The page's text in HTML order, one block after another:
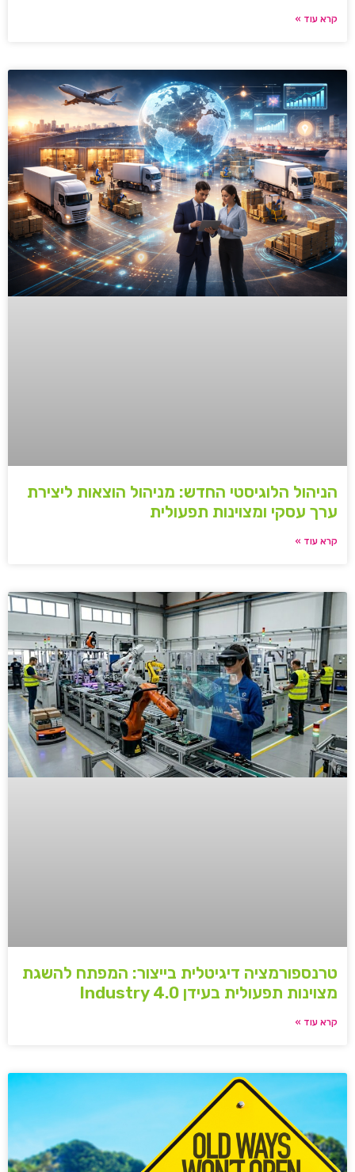
קרא עוד »
הניהול הלוגיסטי החדש: מניהול הוצאות ליצירת
ערך עסקי ומצוינות תפעולית
קרא עוד »
טרנספורמציה דיגיטלית בייצור: המפתח להשגת
מצוינות תפעולית בעידן Industry 4.0
קרא עוד »